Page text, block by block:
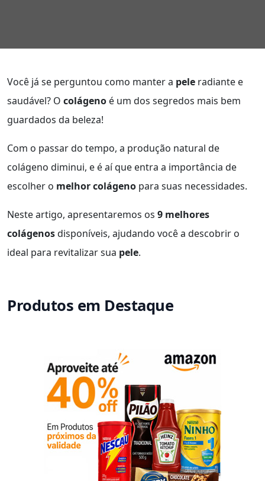
Você já se perguntou como manter a pele radiante e
saudável? O colágeno é um dos segredos mais bem
guardados da beleza!
Com o passar do tempo, a produção natural de
colágeno diminui, e é aí que entra a importância de
escolher o melhor colágeno para suas necessidades.
Neste artigo, apresentaremos os 9 melhores
colágenosdisponíveis, ajudando você a descobrir o
ideal para revitalizar sua pele.
Produtos em Destaque